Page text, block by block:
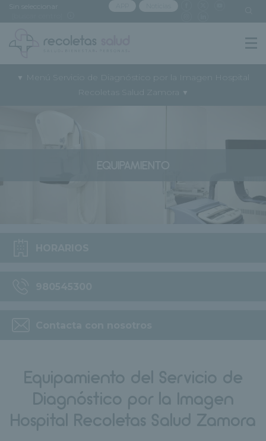
▼
Menú Servicio de Diagnóstico por la Imagen Hospital
Recoletas Salud Zamora
▼
Equipamiento del Servicio de
Diagnóstico por la Imagen
Hospital Recoletas Salud Zamora